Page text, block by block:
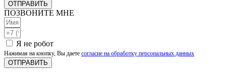
ОТПРАВИТЬ
ПОЗВОНИТЕ МНЕ
Я не робот
Нажимая на кнопку, Вы даете согласие на обработку персональных данных
ОТПРАВИТЬ